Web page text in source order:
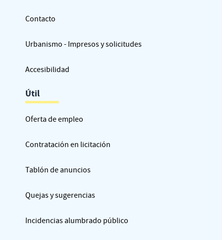
Contacto
Urbanismo - Impresos y solicitudes
Accesibilidad
Útil
Oferta de empleo
Contratación en licitación
Tablón de anuncios
Quejas y sugerencias
Incidencias alumbrado público